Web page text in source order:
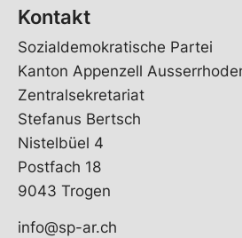
Kontakt
Sozialdemokratische Partei
Kanton Appenzell
Zentralsekretariat
Stefanus Bertsch
Nistelbüel 4
Postfach 18
9043 Trogen
info@sp-ar.ch